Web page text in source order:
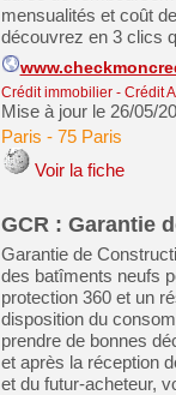
mensualités et coût
découvrez en 3 clics
Crédit immobilier- Crédit
Mise à jour le 26/05/
Paris - 75 Paris
Voir la fiche
GCR : Garantie
Garantie de
des batîments neufs
protection 360 et un
disposition du
prendre de bonnes
et après la réception
et du futur-acheteur,